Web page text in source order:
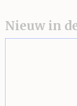
Nieuw in